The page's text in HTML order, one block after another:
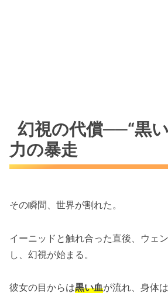
幻視の代償──“黒
力の暴走
その瞬間、世界が割れた。
イーニッドと触れ合った直後、ウェ
し、幻視が始まる。
彼女の目からは黒い血が流れ、身体